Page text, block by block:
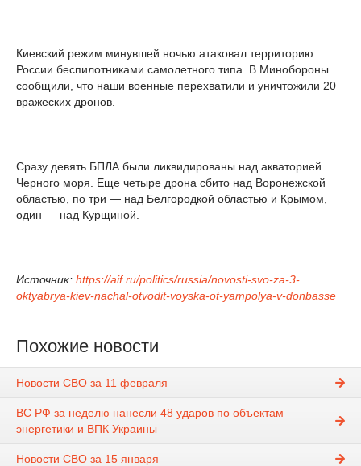
Киевский режим минувшей ночью атаковал территорию
России беспилотниками самолетного типа. В Минобороны
сообщили, что наши военные перехватили и уничтожили 20
вражеских дронов.
Сразу девять БПЛА были ликвидированы над акваторией
Черного моря. Еще четыре дрона сбито над Воронежской
областью, по три — над Белгородкой областью и Крымом,
один — над Курщиной.
Источник: https://aif.ru/politics/russia/novosti-svo-za-3-
oktyabrya-kiev-nachal-otvodit-voyska-ot-yampolya-v-donbasse
Похожие новости
Новости СВО за 11 февраля
ВС РФ за неделю нанесли 48 ударов по объектам
энергетики и ВПК Украины
Новости СВО за 15 января